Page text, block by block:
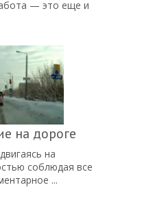
— это еще и
на дороге
на
соблюдая все
...